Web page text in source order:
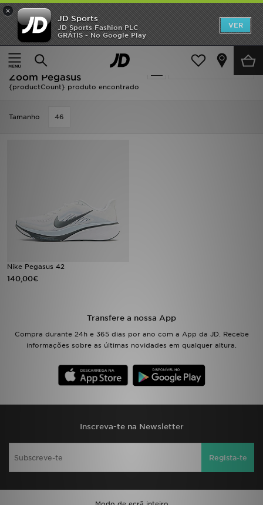
×
JD Sports
JD Sports Fashion PLC
GRÁTIS - No Google Play
VER
Página principal
Homem Calçado de Homem Sapatilhas
Actualizar a pesquisa
Nike Sapatilhas - Nike
Zoom Pegasus
{productCount} produto encontrado
Tamanho 46
Nike Pegasus 42
140,00€
Transfere a nossa App
Compra durante 24h e 365 dias por ano com a App da JD. Recebe
informações sobre as últimas novidades em qualquer altura.
Inscreva-te na Newsletter
Regista-te
INÍCIO
Promoções
NOVIDADES
FUTEBOL JD
VER MARCAS
MY JD
ESTADO DO TEU PEDIDO